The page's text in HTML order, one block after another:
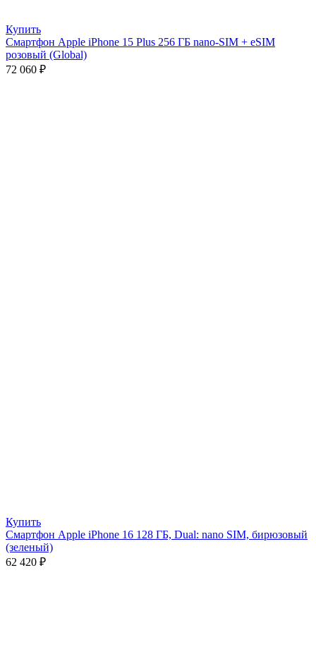
Купить
Смартфон Apple iPhone 15 Plus 256 ГБ nano-SIM + eSIM
розовый (Global)
72 060 ₽
Купить
Смартфон Apple iPhone 16 128 ГБ, Dual: nano SIM, бирюзовый
(зеленый)
62 420 ₽